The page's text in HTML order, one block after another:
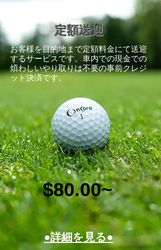
定額送迎
​お客様を目的地まで定額料金にて送迎
するサービスです。車内での現金での
煩わしいやり取りは不要の事前クレジ
ット決済です。
$80.00~
●詳細を見る●